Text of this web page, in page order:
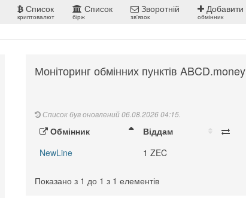
Список
криптовалют
Список
бірж
Зворотній
зв'язок
Добавити
обмінник
Моніторинг обмінних пунктів ABCD.money
Список був оновлений 06.08.2026 04:15.
Обмінник Віддам
NewLine
1 ZEC
Показано з 1 до 1 з 1 елементів